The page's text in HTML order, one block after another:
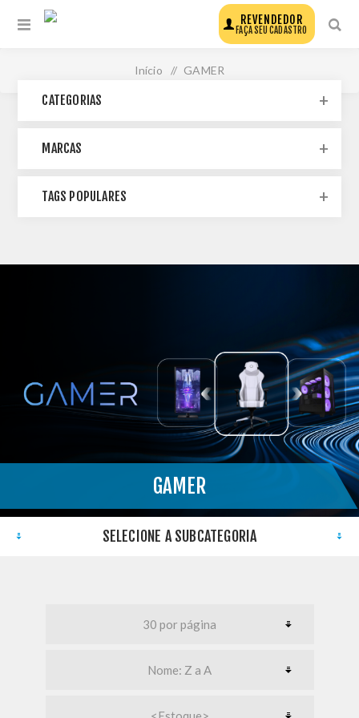
REVENDEDOR
FAÇA SEU CADASTRO
Início / GAMER
}
GAMER
SELECIONE A SUBCATEGORIA
CATEGORIAS
MARCAS
TAGS POPULARES